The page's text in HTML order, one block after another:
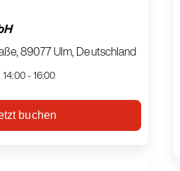
89077 Ulm, Deutschland
14:00 - 16:00
buchen